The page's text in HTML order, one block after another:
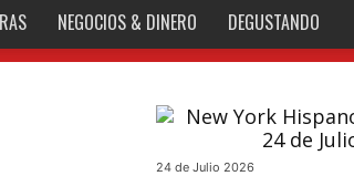
NEGOCIOS & DINERO DEGUSTANDO
24 de Julio 2026